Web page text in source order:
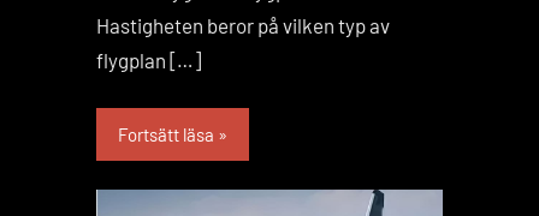
Hastigheten beror på vilken typ av
flygplan […]
Fortsätt läsa